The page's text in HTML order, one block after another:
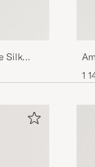
Silk
1